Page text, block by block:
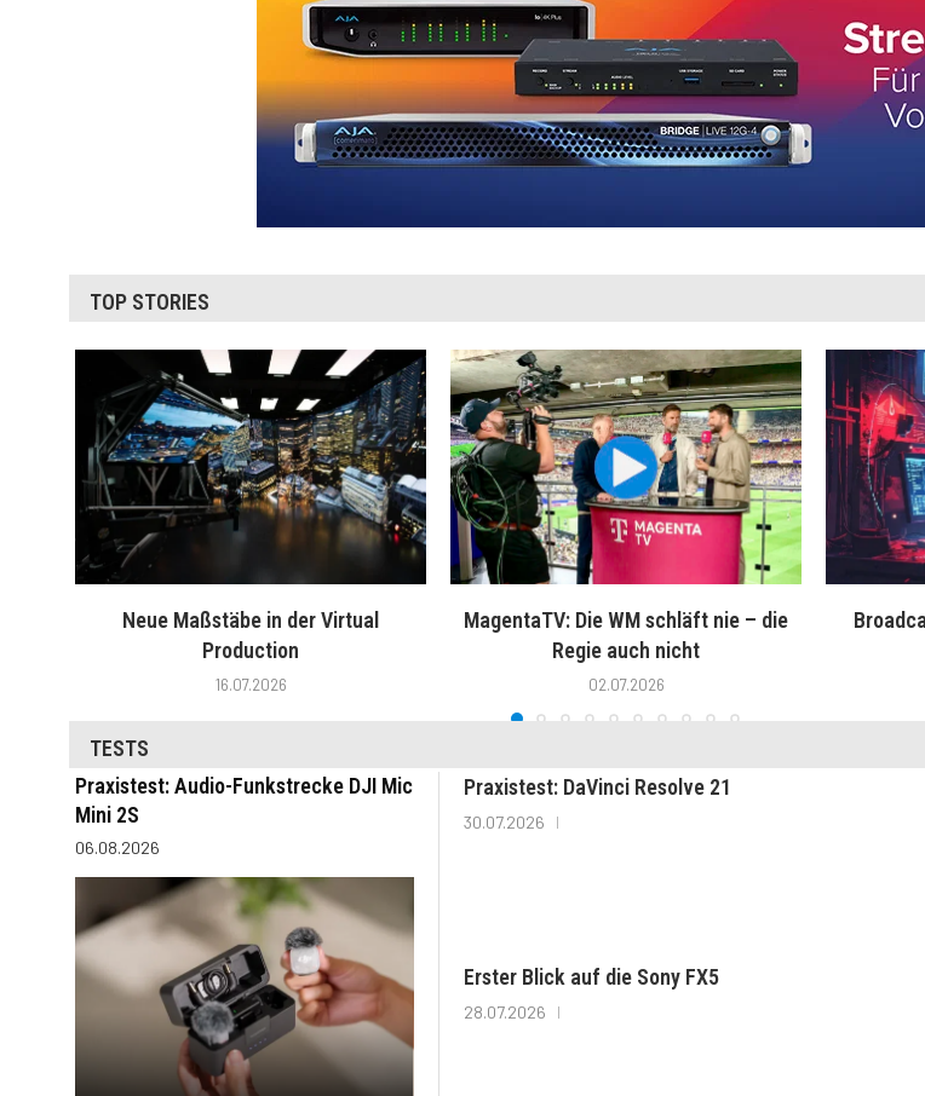
TOP STORIES
Neue Maßstäbe in der Virtual
Production
16.07.2026
MagentaTV: Die WM schläft nie – die
Regie auch nicht
02.07.2026
TESTS
Praxistest: Audio-Funkstrecke DJI Mic
Mini 2S
06.08.2026
Praxistest: DaVinci Resolve 21
30.07.2026
Erster Blick auf die Sony FX5
28.07.2026